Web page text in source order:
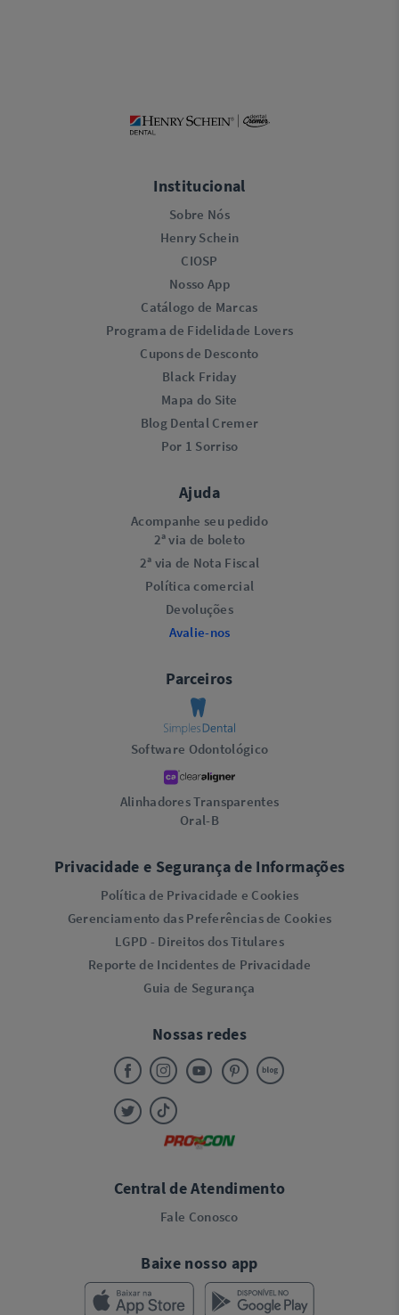
Institucional
Sobre Nós
Henry Schein
CIOSP
Nosso App
Catálogo de Marcas
Programa de Fidelidade Lovers​
Cupons de Desconto
Black Friday
Mapa do Site
Blog Dental Cremer
Por 1 Sorriso
Ajuda
Acompanhe seu pedido
2ª via de boleto
2ª via de Nota Fiscal
Política comercial
Devoluções
Avalie-nos
Parceiros
Software Odontológico
Alinhadores Transparentes
Oral-B
Privacidade e Segurança de Informações
Política de Privacidade e Cookies
Gerenciamento das Preferências de Cookies
LGPD - Direitos dos Titulares
Reporte de Incidentes de Privacidade
Guia de Segurança
Nossas redes
Central de Atendimento
Fale Conosco
Baixe nosso app